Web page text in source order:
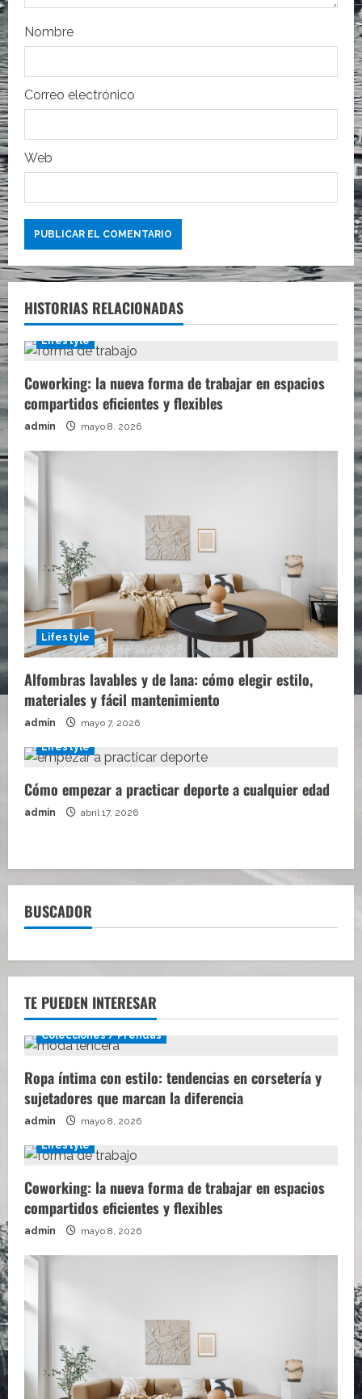
r
a
d
a
s
Nombre
Correo electrónico
Web
HISTORIAS RELACIONADAS
Lifestyle
Coworking: la nueva forma de trabajar en espacios
compartidos eficientes y flexibles
admin mayo 8, 2026
Lifestyle
Alfombras lavables y de lana: cómo elegir estilo,
materiales y fácil mantenimiento
admin mayo 7, 2026
Lifestyle
Cómo empezar a practicar deporte a cualquier edad
admin abril 17, 2026
BUSCADOR
TE PUEDEN INTERESAR
Colecciones / Prendas
Ropa íntima con estilo: tendencias en corsetería y
sujetadores que marcan la diferencia
admin mayo 8, 2026
Lifestyle
Coworking: la nueva forma de trabajar en espacios
compartidos eficientes y flexibles
admin mayo 8, 2026